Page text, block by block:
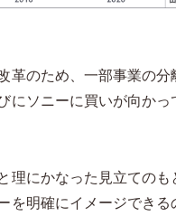
革のため、一部事業の分
にソニーに買いが向かっ
理にかなった見立てのも
を明確にイメージできる